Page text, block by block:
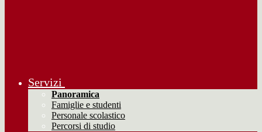
Servizi
Panoramica
Famiglie e studenti
Personale scolastico
Percorsi di studio